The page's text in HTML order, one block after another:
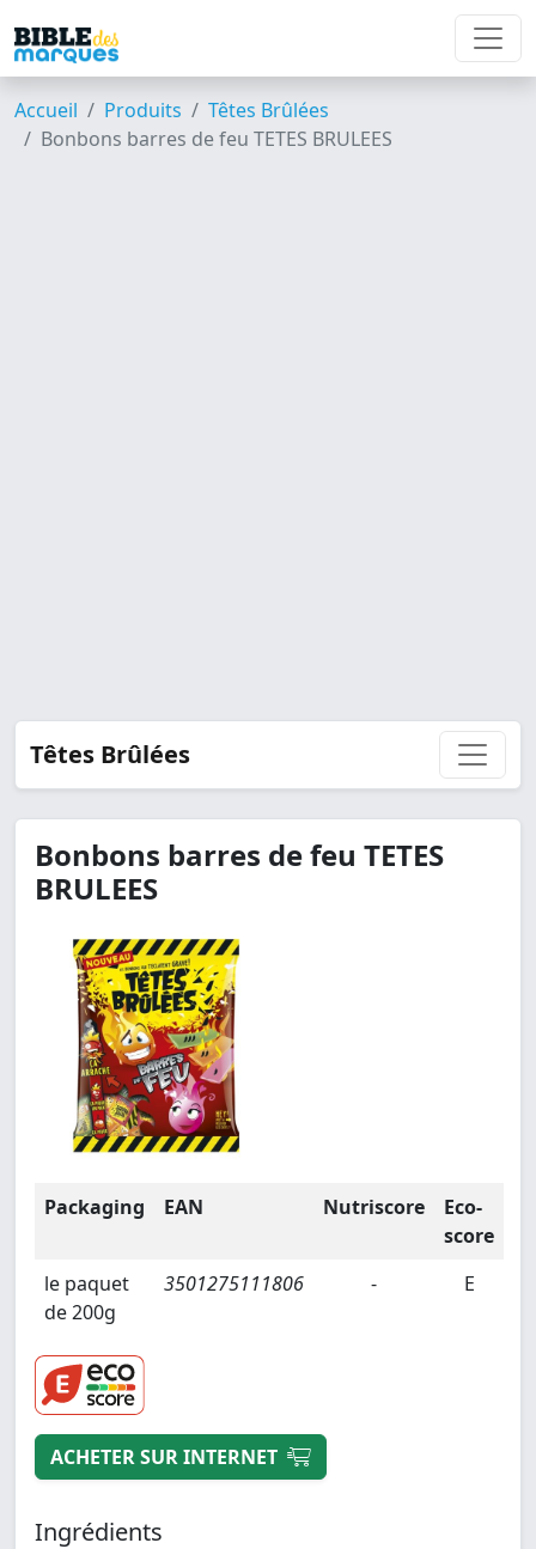
Accueil Produits
Têtes Brûlées
Bonbons barres de feu TETES BRULEES
Têtes Brûlées
Bonbons barres de feu TETES
BRULEES
Packaging EAN Nutriscore
Eco-
score
le paquet
de 200g
3501275111806 - E
ACHETER SUR INTERNET
Ingrédients